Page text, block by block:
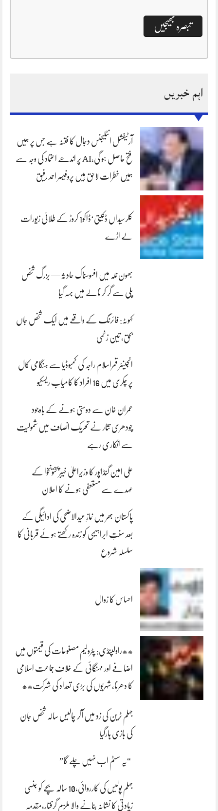
اہم خبریں
آرٹیفشل انٹلیجنس دجال کا فتنہ ہے جس پر ہمیں
فتح حاصل ہو گی،AI پر اندھے اعتماد کی وجہ سے
ہمیں خطرات لاحق ہیں پروفیسر احمد رفیق
کلرسیداں ڈکیتی‘ڈاکو1 کروڑ کے طلائی زیورات
لے اڑے
بھون نلہ میں افسوسناک حادثہ — بزرگ شخص
پلی سے گر کر نالے میں بہہ گیا
کہوٹہ: فائرنگ کے واقعے میں ایک شخص جاں
بحق، تین زخمی
انجینئر قمراسلام راجہ کی کمبوڈیا سے ہنگامی کال
پر چکری میں 16 افراد کا کامیاب ریسکیو
عمران خان سے دوستی ہونے کے باوجود
چودھری نثار نے تحریک انصاف میں شمولیت
سے انکاری رہے
علی امین گنڈاپور کا وزیراعلیٰ خیبرپختونخوا کے
عہدے سے مستعفی ہونے کا اعلان
پاکستان بھر میں نمازِ عیدالاضحی کی ادائیگی کے
بعد سنتِ ابراہیمی کو زندہ رکھتے ہوئے قربانی کا
سلسلہ شروع
احساس کا زوال
**راولپنڈی: پٹرولیم مصنوعات کی قیمتوں میں
اضافے اور مہنگائی کے خلاف جماعت اسلامی
کا دھرنا، شہریوں کی بڑی تعداد کی شرکت**
جہلم ٹرین کی زد میں آکر چالیس سالہ شخص جان
کی بازی ہارگیا
“یہ سسٹم اب نہیں چلے گا”
جہلم پولیس کی کارروائی،10 سالہ بچے کو جنسی
زیادتی کا نشانہ بنانے والا ملزم گرفتار،مقدمہ